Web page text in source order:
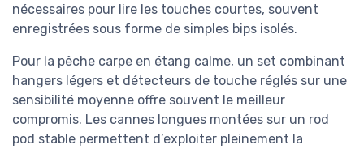
nécessaires pour lire les touches courtes, souvent
enregistrées sous forme de simples bips isolés.
Pour la pêche carpe en étang calme, un set combinant
hangers légers et détecteurs de touche réglés sur une
sensibilité moyenne offre souvent le meilleur
compromis. Les cannes longues montées sur un rod
pod stable permettent d’exploiter pleinement la